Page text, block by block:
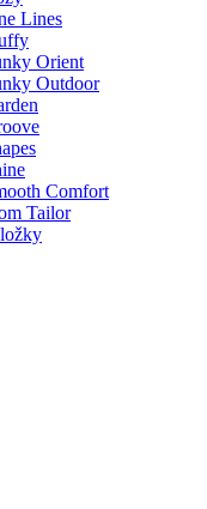
Lines
Orient
Outdoor
Comfort
Tailor